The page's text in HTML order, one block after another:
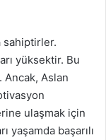
sahiptirler.
yüksektir. Bu
Aslan
ulaşmak için
yaşamda başarılı